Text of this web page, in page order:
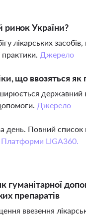
України?
лікарських
Джерело
що ввозяться як
державний
Джерело
день. Повний
Платформи LIGA360.
гуманітарної
препаратів
ввезення